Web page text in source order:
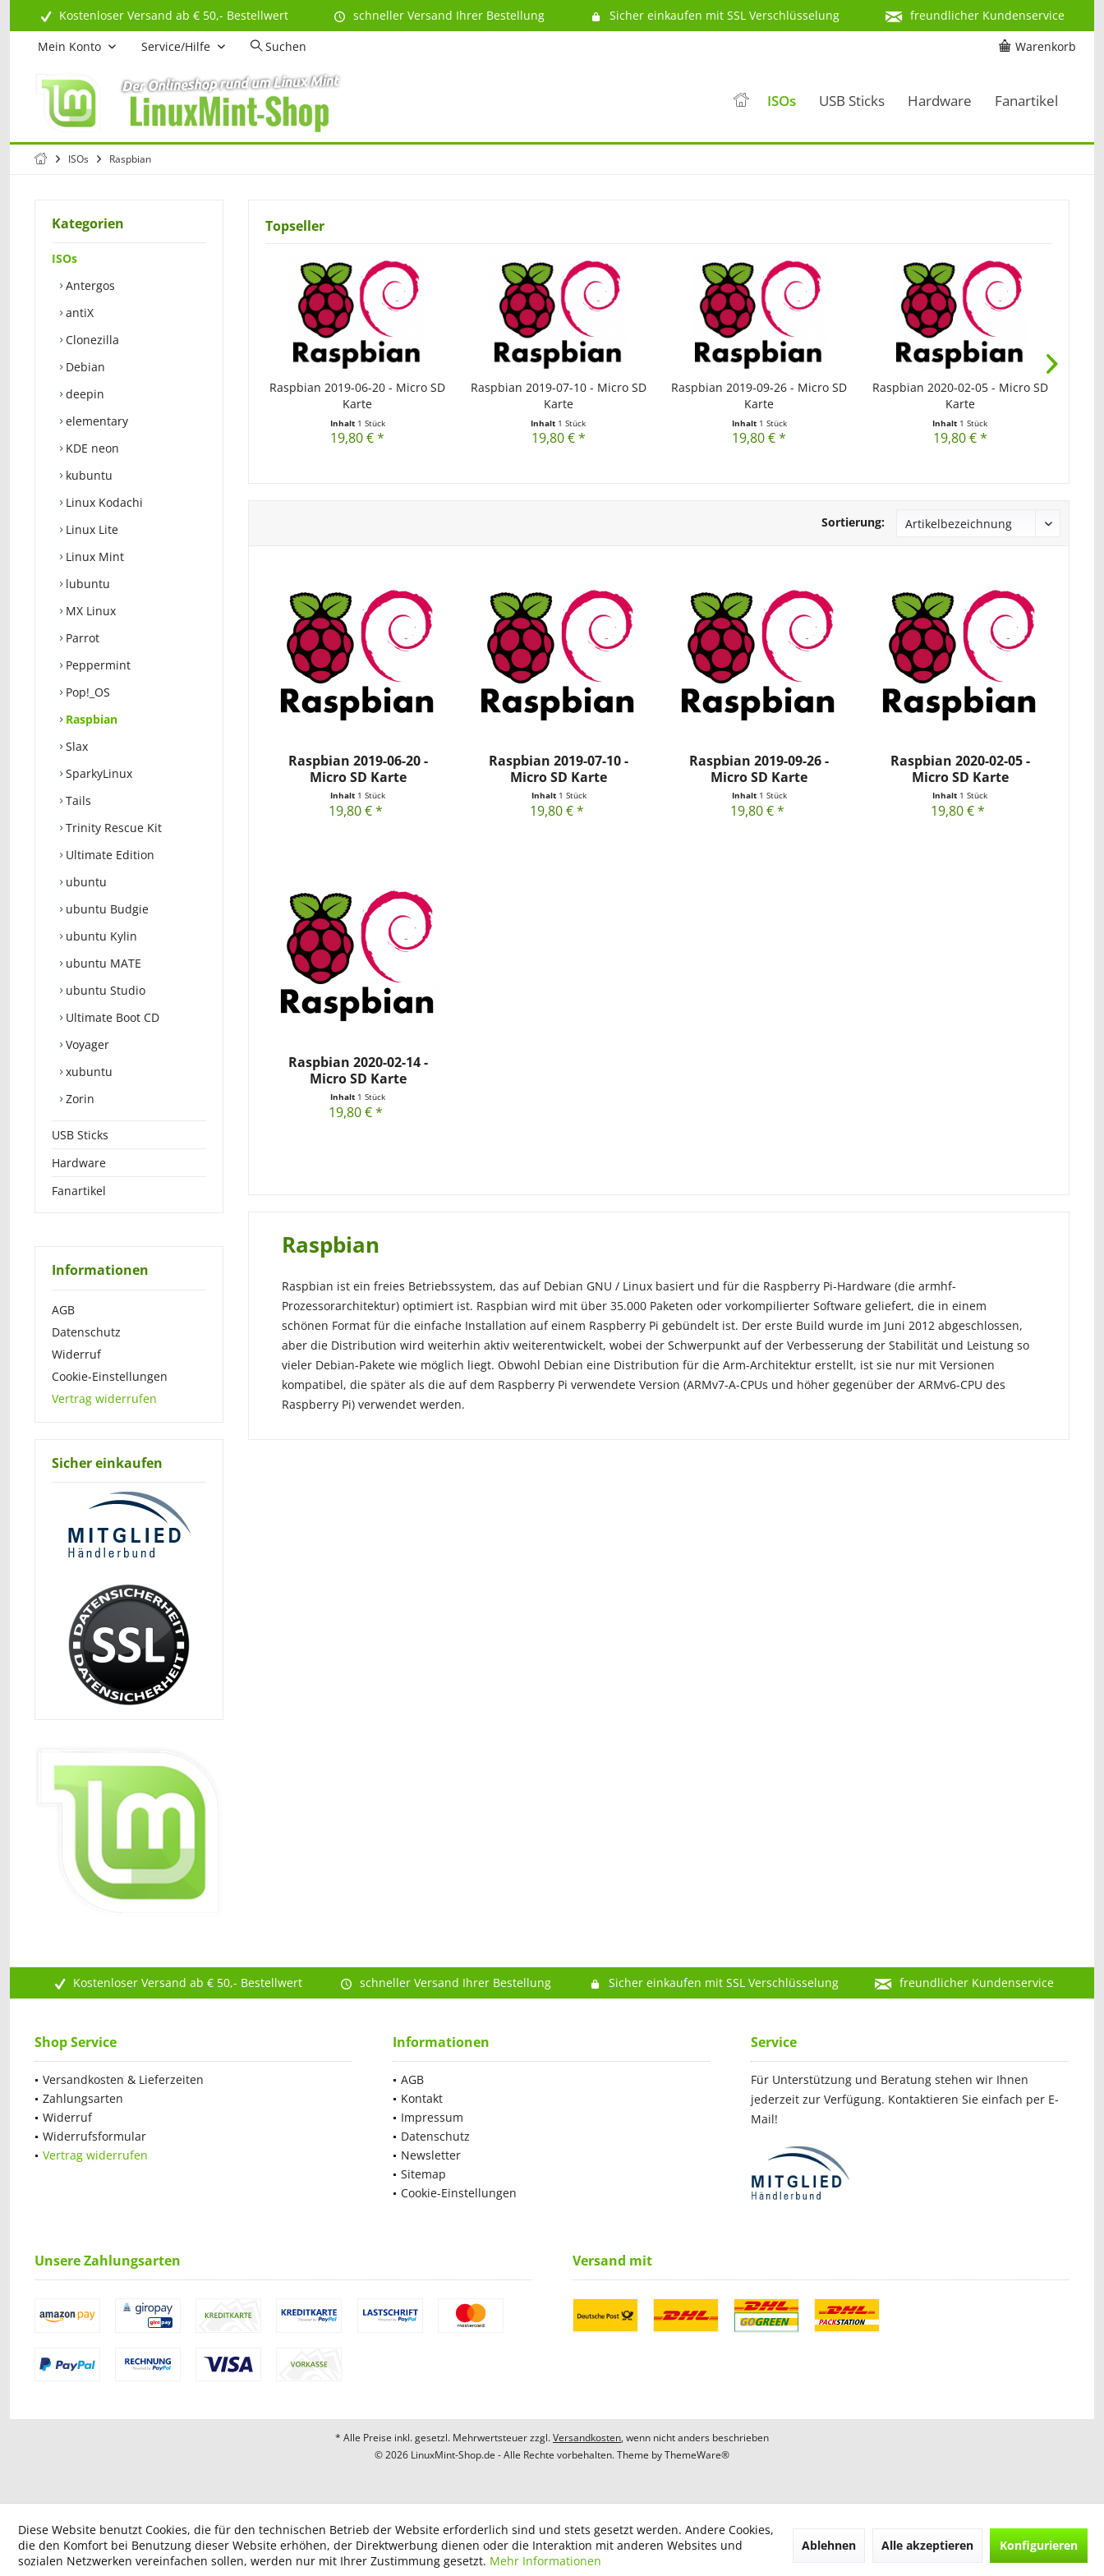
Kostenloser Versand ab € 50,- Bestellwert schneller Versand Ihrer Bestellung Sicher einkaufen mit SSL Verschlüsselung
freundlicher Kundenservice
Warenkorb
Mein Konto Service/Hilfe Suchen
ISOs USB Sticks Hardware Fanartikel
ISOs Raspbian
Kategorien
ISOs
Antergos
antiX
Clonezilla
Debian
deepin
elementary
KDE neon
kubuntu
Linux Kodachi
Linux Lite
Linux Mint
lubuntu
MX Linux
Parrot
Peppermint
Pop!_OS
Raspbian
Slax
SparkyLinux
Tails
Trinity Rescue Kit
Ultimate Edition
ubuntu
ubuntu Budgie
ubuntu Kylin
ubuntu MATE
ubuntu Studio
Ultimate Boot CD
Voyager
xubuntu
Zorin
USB Sticks
Hardware
Fanartikel
Informationen
AGB
Datenschutz
Widerruf
Cookie-Einstellungen
Vertrag widerrufen
Sicher einkaufen
Topseller
Raspbian 2019-06-20 - Micro SD
Karte
Inhalt 1 Stück
19,80 € *
Raspbian 2019-07-10 - Micro SD
Karte
Inhalt 1 Stück
19,80 € *
Raspbian 2019-09-26 - Micro SD
Karte
Inhalt 1 Stück
19,80 € *
Raspbian 2020-02-05 - Micro SD
Karte
Inhalt 1 Stück
19,80 € *
Sortierung:
Raspbian 2019-06-20 -
Micro SD Karte
Inhalt 1 Stück
19,80 € *
Raspbian 2019-07-10 -
Micro SD Karte
Inhalt 1 Stück
19,80 € *
Raspbian 2019-09-26 -
Micro SD Karte
Inhalt 1 Stück
19,80 € *
Raspbian 2020-02-05 -
Micro SD Karte
Inhalt 1 Stück
19,80 € *
Raspbian 2020-02-14 -
Micro SD Karte
Inhalt 1 Stück
19,80 € *
Raspbian
Raspbian ist ein freies Betriebssystem, das auf Debian GNU / Linux basiert und für die Raspberry Pi-Hardware (die armhf-
Prozessorarchitektur) optimiert ist. Raspbian wird mit über 35.000 Paketen oder vorkompilierter Software geliefert, die in einem
schönen Format für die einfache Installation auf einem Raspberry Pi gebündelt ist. Der erste Build wurde im Juni 2012 abgeschlossen,
aber die Distribution wird weiterhin aktiv weiterentwickelt, wobei der Schwerpunkt auf der Verbesserung der Stabilität und Leistung so
vieler Debian-Pakete wie möglich liegt. Obwohl Debian eine Distribution für die Arm-Architektur erstellt, ist sie nur mit Versionen
kompatibel, die später als die auf dem Raspberry Pi verwendete Version (ARMv7-A-CPUs und höher gegenüber der ARMv6-CPU des
Raspberry Pi) verwendet werden.
Kostenloser Versand ab € 50,- Bestellwert schneller Versand Ihrer Bestellung Sicher einkaufen mit SSL Verschlüsselung freundlicher Kundenservice
Shop Service
Versandkosten & Lieferzeiten
Zahlungsarten
Widerruf
Widerrufsformular
Vertrag widerrufen
Informationen
AGB
Kontakt
Impressum
Datenschutz
Newsletter
Sitemap
Cookie-Einstellungen
Service
Für Unterstützung und Beratung stehen wir Ihnen
jederzeit zur Verfügung. Kontaktieren Sie einfach per E-
Mail!
Unsere Zahlungsarten Versand mit
* Alle Preise inkl. gesetzl. Mehrwertsteuer zzgl.Versandkosten, wenn nicht anders beschrieben
© 2026 LinuxMint-Shop.de - Alle Rechte vorbehalten. Theme byThemeWare®
Diese Website benutzt Cookies, die für den technischen Betrieb der Website erforderlich sind und stets gesetzt werden. Andere Cookies,
die den Komfort bei Benutzung dieser Website erhöhen, der Direktwerbung dienen oder die Interaktion mit anderen Websites und
sozialen Netzwerken vereinfachen sollen, werden nur mit Ihrer Zustimmung gesetzt. Mehr Informationen
Ablehnen Alle akzeptieren Konfigurieren